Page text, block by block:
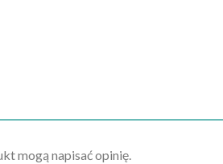
mogą napisać opinię.